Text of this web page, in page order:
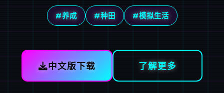
#养成 #种田 #模拟生活
中文版下载 了解更多